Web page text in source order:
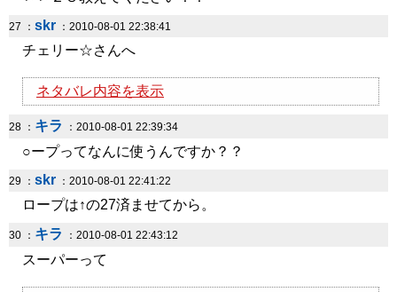
27 ： skr ：2010-08-01 22:38:41
チェリー☆さんへ
ネタバレ内容を表示
28 ： キラ ：2010-08-01 22:39:34
○ープってなんに使うんですか？？
29 ： skr ：2010-08-01 22:41:22
ロープは↑の27済ませてから。
30 ： キラ ：2010-08-01 22:43:12
スーパーって